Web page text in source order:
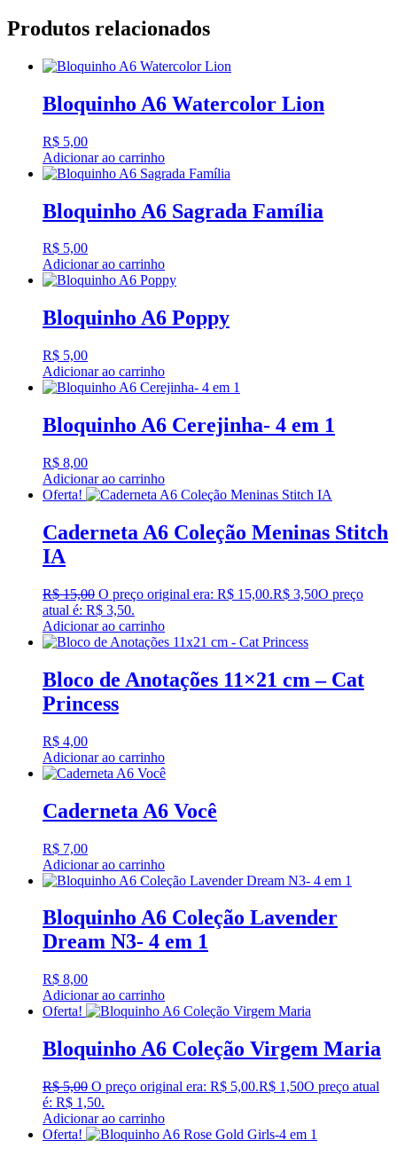
Produtos relacionados
Bloquinho A6 Watercolor Lion
R$ 5,00
Adicionar ao carrinho
Bloquinho A6 Sagrada Família
R$ 5,00
Adicionar ao carrinho
Bloquinho A6 Poppy
R$ 5,00
Adicionar ao carrinho
Bloquinho A6 Cerejinha- 4 em 1
R$ 8,00
Adicionar ao carrinho
Oferta!
Caderneta A6 Coleção Meninas Stitch
IA
R$15,00 O preço original era: R$ 15,00.R$ 3,50O preço
atual é: R$ 3,50.
Adicionar ao carrinho
Bloco de Anotações 11×21 cm – Cat
Princess
R$ 4,00
Adicionar ao carrinho
Caderneta A6 Você
R$ 7,00
Adicionar ao carrinho
Bloquinho A6 Coleção Lavender
Dream N3- 4 em 1
R$ 8,00
Adicionar ao carrinho
Oferta!
Bloquinho A6 Coleção Virgem Maria
R$5,00 O preço original era: R$ 5,00.R$ 1,50O preço atual
é: R$ 1,50.
Adicionar ao carrinho
Oferta!